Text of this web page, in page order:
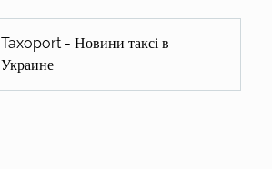
Taxoport - Новини таксі в
Украине